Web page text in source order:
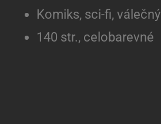
Komiks, sci-fi, válečný
140 str., celobarevné